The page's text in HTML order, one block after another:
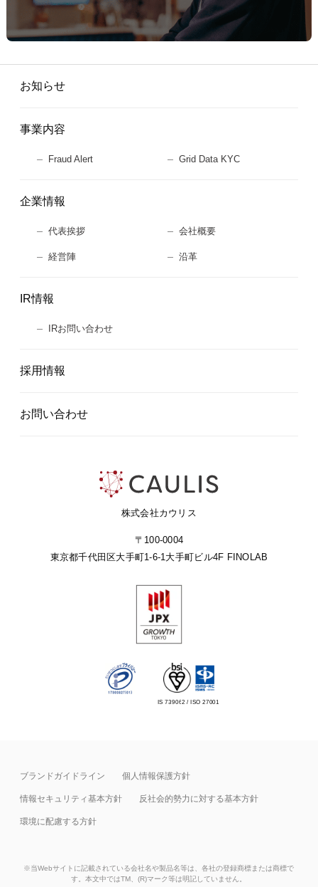
株式会社カウリス
〒100-0004
東京都千代田区大手町1-6-1 大手町ビル4F FINOLAB
お知らせ
事業内容
Fraud Alert Grid Data KYC
企業情報
代表挨拶 会社概要
経営陣 沿革
IR情報
IRお問い合わせ
採用情報
お問い合わせ
IS 739062 / ISO 27001
ブランドガイドライン 個人情報保護方針
情報セキュリティ基本⽅針 反社会的勢力に対する基本方針
環境に配慮する方針
※当Webサイトに記載されている会社名や製品名等は、各社の登録商標または商標で
す。本文中ではTM、(R)マーク等は明記していません。